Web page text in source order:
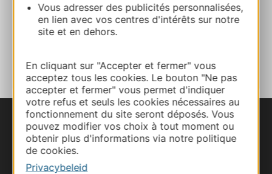
Vous adresser des publicités personnalisées,
en lien avec vos centres d'intérêts sur notre
site et en dehors.
En cliquant sur "Accepter et fermer" vous
acceptez tous les cookies. Le bouton "Ne pas
accepter et fermer" vous permet d'indiquer
votre refus et seuls les cookies nécessaires au
fonctionnement du site seront déposés. Vous
pouvez modifier vos choix à tout moment ou
obtenir plus d'informations via notre politique
de cookies.
Privacybeleid
E-mail